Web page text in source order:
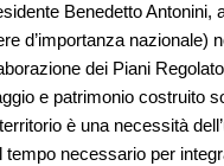
Benedetto Antonini,
d’importanza nazionale)
dei Piani
e patrimonio costruito
è una necessità
necessario per